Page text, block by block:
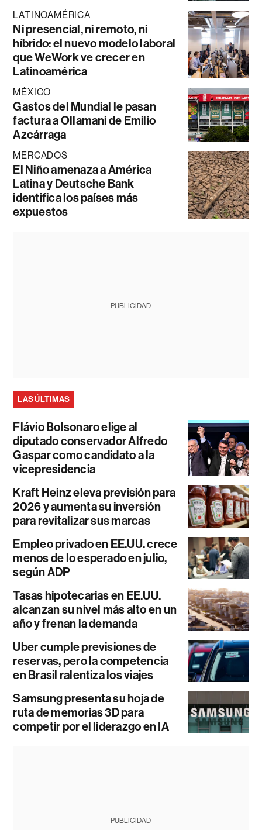
LATINOAMÉRICA
Ni presencial, ni remoto, ni
híbrido: el nuevo modelo laboral
que WeWork ve crecer en
Latinoamérica
MÉXICO
Gastos del Mundial le pasan
factura a Ollamani de Emilio
Azcárraga
MERCADOS
El Niño amenaza a América
Latina y Deutsche Bank
identifica los países más
expuestos
PUBLICIDAD
LAS ÚLTIMAS
Flávio Bolsonaro elige al
diputado conservador Alfredo
Gaspar como candidato a la
vicepresidencia
Kraft Heinz eleva previsión para
2026 y aumenta su inversión
para revitalizar sus marcas
Empleo privado en EE.UU. crece
menos de lo esperado en julio,
según ADP
Tasas hipotecarias en EE.UU.
alcanzan su nivel más alto en un
año y frenan la demanda
Uber cumple previsiones de
reservas, pero la competencia
en Brasil ralentiza los viajes
Samsung presenta su hoja de
ruta de memorias 3D para
competir por el liderazgo en IA
PUBLICIDAD